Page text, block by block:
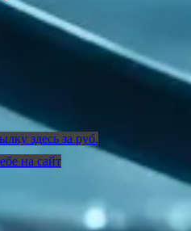
здесь за руб.
на сайт